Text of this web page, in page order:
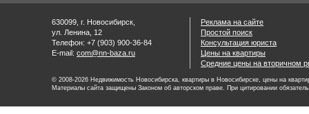
630099, г. Новосибирск,
ул. Ленина, 12
Телефон: +7 (903) 900-36-84
E-mail: com@nn-baza.ru
Реклама на сайте
Простой поиск
Консультация юриста
Цены на квартиры
Средние цены на вторичном
© 2008-2026 Недвижимость Новосибирска, квартиры в Новосибирске, цены на
Материалы сайта защищены Законом об авторском праве. При цитировании